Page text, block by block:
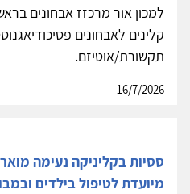
למכון אור מרכזז אבחונים
קלינים לאבחונים
תקשורת/אוטיזם.
16/7/2026
ססיות בקליניקה נעימה
מיועדת לטיפול בילדים